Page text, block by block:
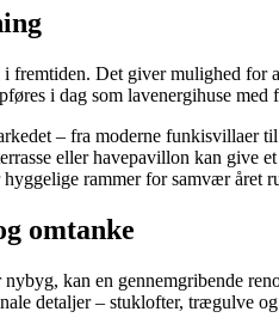
fremtiden. Det giver mulighed
i dag som lavenergihuse
– fra moderne funkisvillaer
eller havepavillon kan
hyggelige rammer for samvær året
omtanke
kan en gennemgribende
detaljer – stuklofter, trægulve